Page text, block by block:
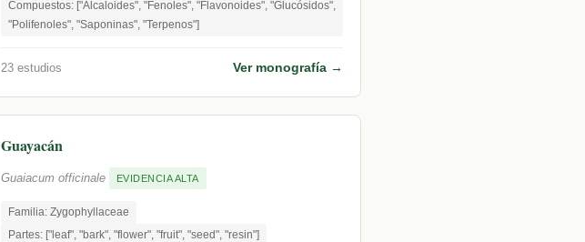
Compuestos: ["Alcaloides", "Fenoles", "Flavonoides", "Glucósidos",
"Polifenoles", "Saponinas", "Terpenos"]
23 estudios Ver monografía →
Guayacán
Guaiacum officinale EVIDENCIA ALTA
Familia: Zygophyllaceae
Partes: ["leaf", "bark", "flower", "fruit", "seed", "resin"]